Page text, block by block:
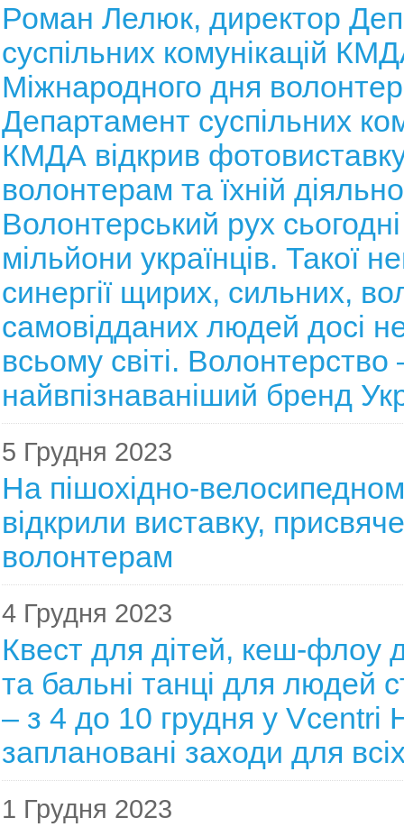
Роман Лелюк, директор
суспільних комунікацій
Міжнародного дня
Департамент суспільних
КМДА відкрив
волонтерам та їхній
Волонтерський рух
мільйони українців. Такої
синергії щирих, сильних,
самовідданих людей досі
всьому світі. Волонтерство
найвпізнаваніший бренд
5 Грудня 2023
На пішохідно-
відкрили виставку,
волонтерам
4 Грудня 2023
Квест для дітей, кеш-флоу
та бальні танці для людей
– з 4 до 10 грудня у Vcentri
заплановані заходи для
1 Грудня 2023